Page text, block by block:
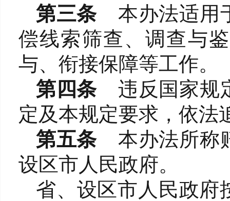
第三条
本办法适用
偿线索筛查、调查与
与、衔接保障等工作。
第四条
违反国家规
定及本规定要求，依法
第五条
本办法所称
设区市人民政府。
省、设区市人民政府